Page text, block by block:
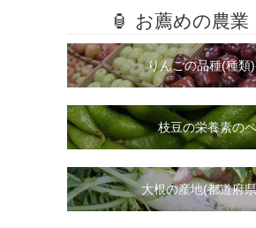
🏮 お薦めの農業
りんごの品種(種類
枝豆の栄養素の
大根の産地(都道府